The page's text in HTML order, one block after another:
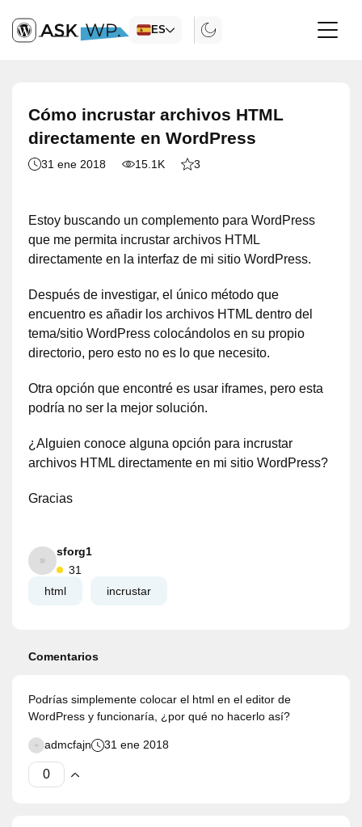
ES
Cómo incrustar archivos HTML
directamente en WordPress
31 ene 2018 15.1K 3
Estoy buscando un complemento para WordPress
que me permita incrustar archivos HTML
directamente en la interfaz de mi sitio WordPress.
Después de investigar, el único método que
encuentro es añadir los archivos HTML dentro del
tema/sitio WordPress colocándolos en su propio
directorio, pero esto no es lo que necesito.
Otra opción que encontré es usar iframes, pero esta
podría no ser la mejor solución.
¿Alguien conoce alguna opción para incrustar
archivos HTML directamente en mi sitio WordPress?
Gracias
sforg1
31
html
incrustar
Comentarios
Podrías simplemente colocar el html en el editor de
WordPress y funcionaría, ¿por qué no hacerlo así?
admcfajn 31 ene 2018